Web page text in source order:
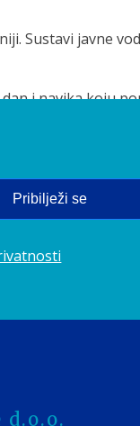
Sustavi javne
i navika koju
Pribilježi se